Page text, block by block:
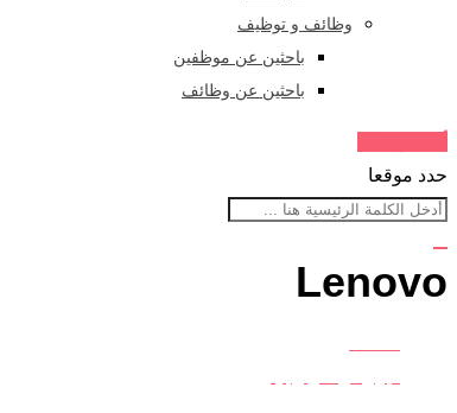
وظائف و توظيف
باحثين عن موظفين
باحثين عن وظائف
حدد موقعا
Lenovo